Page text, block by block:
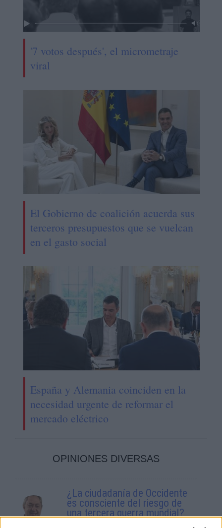
'7 votos después', el micrometraje
viral
El Gobierno de coalición acuerda sus
terceros presupuestos que se vuelcan
en el gasto social
España y Alemania coinciden en la
necesidad urgente de reformar el
mercado eléctrico
OPINIONES DIVERSAS
¿La ciudadanía de Occidente
es consciente del riesgo de
una tercera guerra mundial?